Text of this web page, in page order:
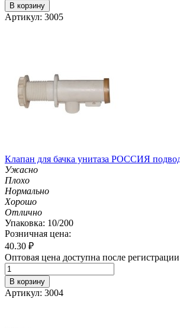
В корзину
Артикул: 3005
Клапан для бачка унитаза РОССИЯ
Ужасно
Плохо
Нормально
Хорошо
Отлично
Упаковка: 10/200
Розничная цена:
40.30 ₽
Оптовая цена доступна после регистрации
В корзину
Артикул: 3004